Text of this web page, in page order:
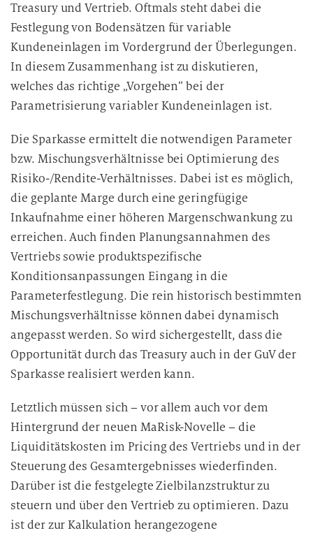
Treasury und Vertrieb. Oftmals steht dabei die
Festlegung von Bodensätzen für variable
Kundeneinlagen im Vordergrund der Überlegungen.
In diesem Zusammenhang ist zu diskutieren,
welches das richtige „Vorgehen“ bei der
Parametrisierung variabler Kundeneinlagen ist.
Die Sparkasse ermittelt die notwendigen Parameter
bzw. Mischungsverhältnisse bei Optimierung des
Risiko-/Rendite-Verhältnisses. Dabei ist es möglich,
die geplante Marge durch eine geringfügige
Inkaufnahme einer höheren Margenschwankung zu
erreichen. Auch finden Planungsannahmen des
Vertriebs sowie produktspezifische
Konditionsanpassungen Eingang in die
Parameterfestlegung. Die rein historisch bestimmten
Mischungsverhältnisse können dabei dynamisch
angepasst werden. So wird sichergestellt, dass die
Opportunität durch das Treasury auch in der GuV der
Sparkasse realisiert werden kann.
Letztlich müssen sich – vor allem auch vor dem
Hintergrund der neuen MaRisk-Novelle – die
Liquiditätskosten im Pricing des Vertriebs und in der
Steuerung des Gesamtergebnisses wiederfinden.
Darüber ist die festgelegte Zielbilanzstruktur zu
steuern und über den Vertrieb zu optimieren. Dazu
ist der zur Kalkulation herangezogene